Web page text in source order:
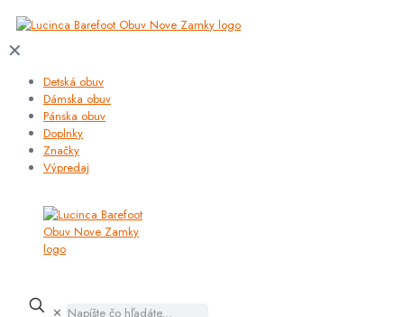
✕
Detská obuv
Dámska obuv
Pánska obuv
Doplnky
Značky
Výpredaj
✕